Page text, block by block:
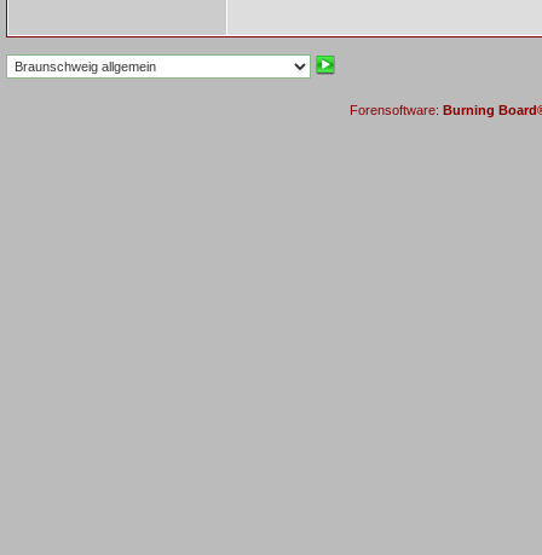
Forensoftware: Burning